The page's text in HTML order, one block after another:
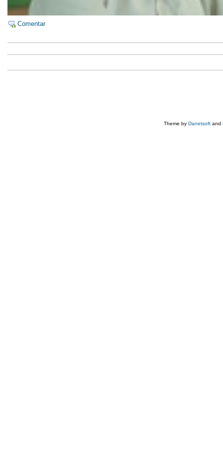
Comentar
Theme by Danetsoft and